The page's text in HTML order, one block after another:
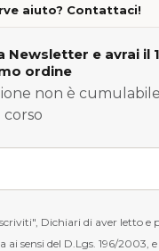
aiuto? Contattaci!
Newsletter e avrai il
ordine
non è
corso
Dichiari di aver letto e
ai sensi del D.Lgs. 196/2003,